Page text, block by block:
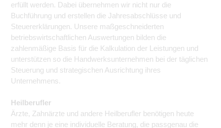
erfüllt werden. Dabei übernehmen wir nicht nur die
Buchführung und erstellen die Jahresabschlüsse und
Steuererklärungen. Unsere maßgeschneiderten
betriebswirtschaftlichen Auswertungen bilden die
zahlenmäßige Basis für die Kalkulation der Leistungen und
unterstützen so die Handwerksunternehmen bei der täglichen
Steuerung und strategischen Ausrichtung ihres
Unternehmens.
Heilberufler
Ärzte, Zahnärzte und andere Heilberufler benötigen heute
mehr denn je eine individuelle Beratung, die passgenau die